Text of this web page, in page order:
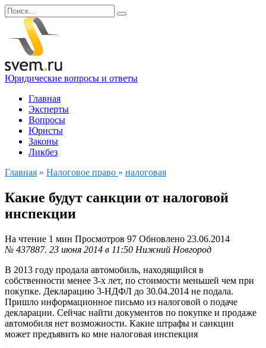
Перейти
к
содержанию
Search
for:
Юридические вопросы и ответы
Главная
Эксперты
Вопросы
Юристы
Законы
Ликбез
Главная » Налоговое право » налоговая
Какие будут санкции от налоговой
инспекции
На чтение 1 мин Просмотров 97 Обновлено 23.06.2014
№ 437887. 23 июня 2014 в 11:50 Нижний Новгород
В 2013 году продала автомобиль, находящийся в
собственности менее 3-х лет, по стоимости меньшей чем при
покупке. Декларацию 3-НДФЛ до 30.04.2014 не подала.
Пришло информационное письмо из налоговой о подаче
декларации. Сейчас найти документов по покупке и продаже
автомобиля нет возможности. Какие штрафы и санкции
может предъявить ко мне налоговая инспекция